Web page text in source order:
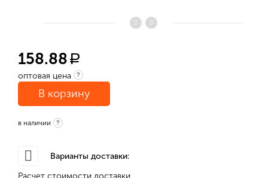
158.88 a
оптовая цена ?
В корзину
в наличии ?
Варианты доставки:
Расчет стоимости доставки